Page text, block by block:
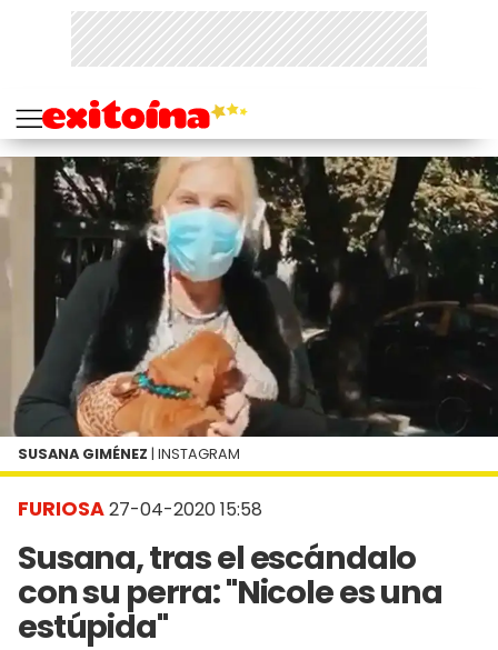
FURIOSA27-04-2020 15:58
Susana, tras el escándalo
con su perra: "Nicole es una
estúpida"
SUSANA GIMÉNEZ | INSTAGRAM